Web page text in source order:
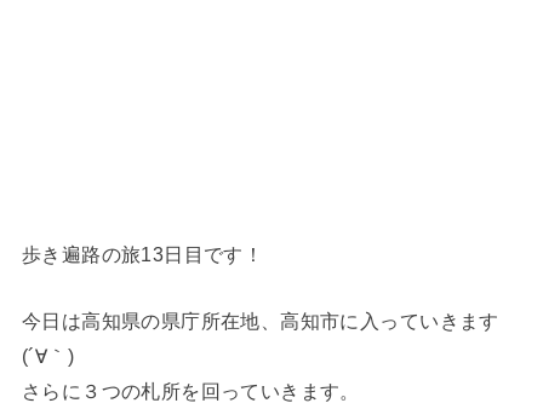
歩き遍路の旅13日目です！
今日は高知県の県庁所在地、高知市に入っていきます
(´∀｀)
さらに３つの札所を回っていきます。